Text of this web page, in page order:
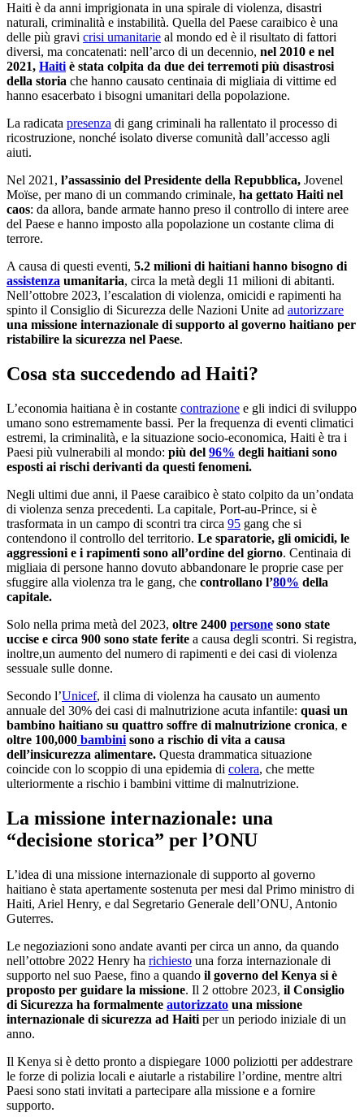
Haiti è da anni imprigionata in una spirale di violenza, disastri
naturali, criminalità e instabilità. Quella del Paese caraibico è una
delle più gravi crisi umanitarie al mondo ed è il risultato di fattori
diversi, ma concatenati: nell’arco di un decennio, nel 2010 e nel
2021, Haiti è stata colpita da due dei terremoti più disastrosi
della storia che hanno causato centinaia di migliaia di vittime ed
hanno esacerbato i bisogni umanitari della popolazione.
La radicata presenza di gang criminali ha rallentato il processo di
ricostruzione, nonché isolato diverse comunità dall’accesso agli
aiuti.
Nel 2021, l’assassinio del Presidente della Repubblica, Jovenel
Moïse, per mano di un commando criminale, ha gettato Haiti nel
caos: da allora, bande armate hanno preso il controllo di intere aree
del Paese e hanno imposto alla popolazione un costante clima di
terrore.
A causa di questi eventi, 5.2 milioni di haitiani hanno bisogno di
assistenza umanitaria, circa la metà degli 11 milioni di abitanti.
Nell’ottobre 2023, l’escalation di violenza, omicidi e rapimenti ha
spinto il Consiglio di Sicurezza delle Nazioni Unite ad autorizzare
una missione internazionale di supporto al governo haitiano per
ristabilire la sicurezza nel Paese.
Cosa sta succedendo ad Haiti?
L’economia haitiana è in costante contrazione e gli indici di sviluppo
umano sono estremamente bassi. Per la frequenza di eventi climatici
estremi, la criminalità, e la situazione socio-economica, Haiti è tra i
Paesi più vulnerabili al mondo: più del 96% degli haitiani sono
esposti ai rischi derivanti da questi fenomeni.
Negli ultimi due anni, il Paese caraibico è stato colpito da un’ondata
di violenza senza precedenti. La capitale, Port-au-Prince, si è
trasformata in un campo di scontri tra circa 95 gang che si
contendono il controllo del territorio. Le sparatorie, gli omicidi, le
aggressioni e i rapimenti sono all’ordine del giorno. Centinaia di
migliaia di persone hanno dovuto abbandonare le proprie case per
sfuggire alla violenza tra le gang, che controllano l’80% della
capitale.
Solo nella prima metà del 2023, oltre 2400 persone sono state
uccise e circa 900 sono state ferite a causa degli scontri. Si registra,
inoltre,un aumento del numero di rapimenti e dei casi di violenza
sessuale sulle donne.
Secondo l’Unicef, il clima di violenza ha causato un aumento
annuale del 30% dei casi di malnutrizione acuta infantile: quasi un
bambino haitiano su quattro soffre di malnutrizione cronica, e
oltre 100,000 bambini sono a rischio di vita a causa
dell’insicurezza alimentare. Questa drammatica situazione
coincide con lo scoppio di una epidemia di colera, che mette
ulteriormente a rischio i bambini vittime di malnutrizione.
La missione internazionale: una
“decisione storica” per l’ONU
L’idea di una missione internazionale di supporto al governo
haitiano è stata apertamente sostenuta per mesi dal Primo ministro di
Haiti, Ariel Henry, e dal Segretario Generale dell’ONU, Antonio
Guterres.
Le negoziazioni sono andate avanti per circa un anno, da quando
nell’ottobre 2022 Henry ha richiesto una forza internazionale di
supporto nel suo Paese, fino a quando il governo del Kenya si è
proposto per guidare la missione. Il 2 ottobre 2023, il Consiglio
di Sicurezza ha formalmente autorizzato una missione
internazionale di sicurezza ad Haiti per un periodo iniziale di un
anno.
Il Kenya si è detto pronto a dispiegare 1000 poliziotti per addestrare
le forze di polizia locali e aiutarle a ristabilire l’ordine, mentre altri
Paesi sono stati invitati a partecipare alla missione e a fornire
supporto.